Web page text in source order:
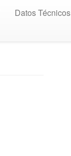
Datos Técnicos